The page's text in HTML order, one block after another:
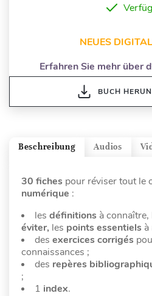
NEUES
Erfahren Sie mehr über
BUCH
Audios
Beschreibung
30 fiches pour réviser tout le
numérique :
les définitions à connaître,
éviter, les points essentiels
des exercices corrigés
connaissances ;
des repères
;
1 index.